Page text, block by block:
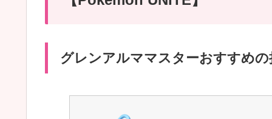
グレンアルママスターおすすめの